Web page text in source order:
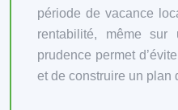
période de vacance
rentabilité, même sur
prudence permet
et de construire un plan